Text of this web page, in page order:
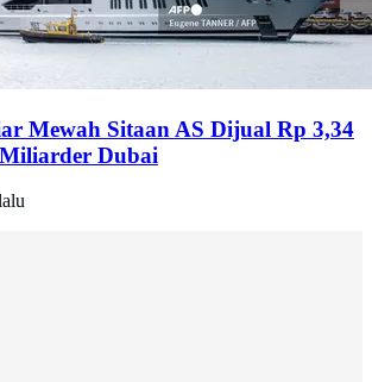
Mewah Sitaan AS Dijual Rp 3,34
Dubai